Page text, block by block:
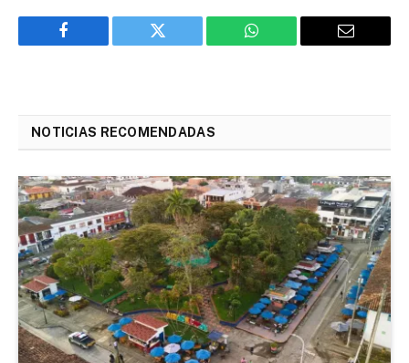
Facebook Twitter WhatsApp Email
NOTICIAS RECOMENDADAS